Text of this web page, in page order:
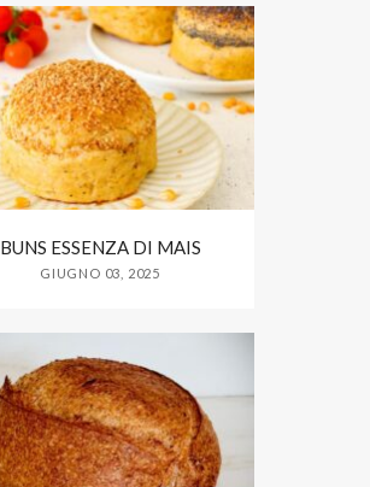
BUNS ESSENZA DI MAIS
GIUGNO 03, 2025